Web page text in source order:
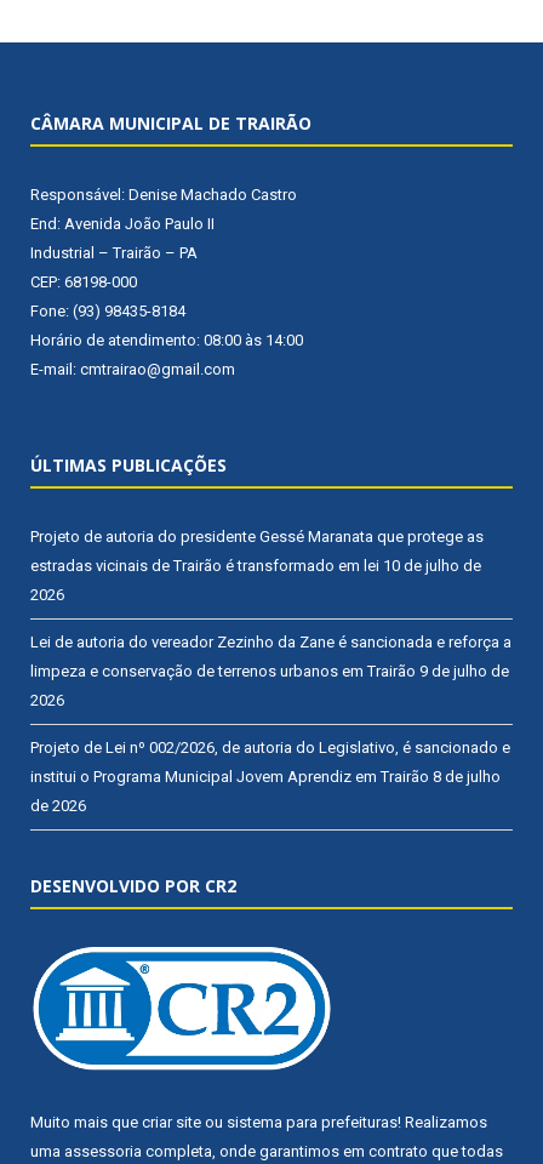
CÂMARA MUNICIPAL DE TRAIRÃO
Responsável: Denise Machado Castro
End: Avenida João Paulo II
Industrial – Trairão – PA
CEP: 68198-000
Fone: (93) 98435-8184
Horário de atendimento: 08:00 às 14:00
E-mail: cmtrairao@gmail.com
ÚLTIMAS PUBLICAÇÕES
Projeto de autoria do presidente Gessé Maranata que protege as
estradas vicinais de Trairão é transformado em lei 10 de julho de
2026
Lei de autoria do vereador Zezinho da Zane é sancionada e reforça a
limpeza e conservação de terrenos urbanos em Trairão 9 de julho de
2026
Projeto de Lei nº 002/2026, de autoria do Legislativo, é sancionado e
institui o Programa Municipal Jovem Aprendiz em Trairão 8 de julho
de 2026
DESENVOLVIDO POR CR2
Muito mais que criar site ou sistema para prefeituras! Realizamos
uma assessoria completa, onde garantimos em contrato que todas